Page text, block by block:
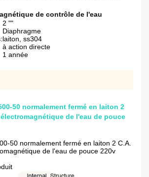
de contrôle de l'eau
2 ""
Diaphragme
laiton, ss304
à action directe
1 année
50 normalement fermé en laiton 2
de l'eau de pouce
50 normalement fermé en laiton 2 C.A.
de l'eau de pouce 220v